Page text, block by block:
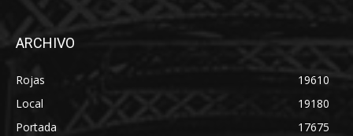
ARCHIVO
Rojas
19610
Local
19180
Portada
17675